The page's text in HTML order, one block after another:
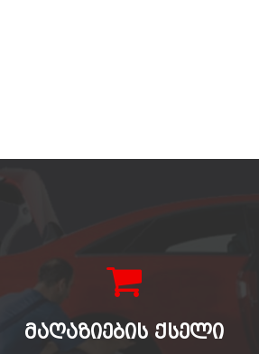
ᲛᲐᲦᲐᲖᲘᲔᲑᲘᲡ ᲥᲡᲔᲚᲘ